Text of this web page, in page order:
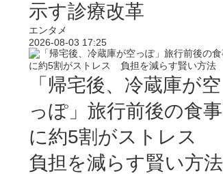
示す診療改革
エンタメ
2026-08-03 17:25
「帰宅後、冷蔵庫が空
っぽ」旅行前後の食事
に約5割がストレス
負担を減らす賢い方法